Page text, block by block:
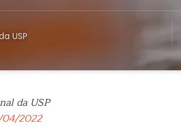
USP
da USP
2022